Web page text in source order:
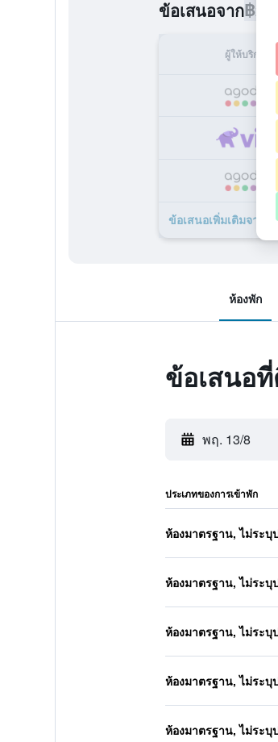
ข้อเสนอจาก฿
ผู้ให้บริการ
ข้อเสนอเพิ่มเติมจาก
ห้องพัก
ข้อเสนอ
พฤ. 13/8
ประเภทของการเข้าพัก
ห้องมาตรฐาน, ไม่ระบุ
ห้องมาตรฐาน, ไม่ระบุ
ห้องมาตรฐาน, ไม่ระบุ
ห้องมาตรฐาน, ไม่ระบุ
ห้องมาตรฐาน, ไม่ระบุ